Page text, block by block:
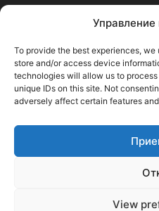
Управление
To provide the best experiences,
store and/or access device
technologies will allow us to
unique IDs on this site. Not
adversely affect certain features
View
PlovdivDerby.com е първата
Свържи се с нас: